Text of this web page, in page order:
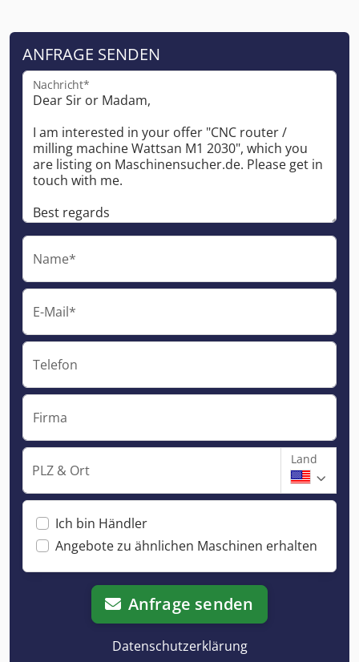
ANFRAGE SENDEN
Nachricht*
Name*
E-Mail*
Telefon
Firma
PLZ & Ort
Land
Ich bin Händler
Angebote zu ähnlichen Maschinen erhalten
Anfrage senden
Datenschutzerklärung